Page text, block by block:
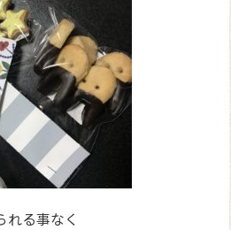
れる事なく